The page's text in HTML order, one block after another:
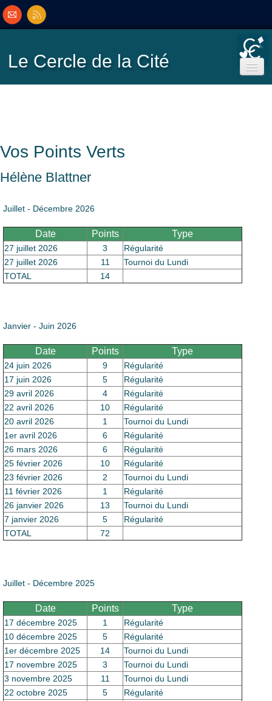
Le Cercle de la Cité
Classement
Le Club
Vos Points Verts
Hélène Blattner
Juillet - Décembre 2026
Date Points Type
27 juillet 2026 3
Régularité
27 juillet 2026
11
Tournoi du Lundi
TOTAL
14
Janvier - Juin 2026
Date Points Type
24 juin 2026 9
Régularité
17 juin 2026
5
Régularité
29 avril 2026
4
Régularité
22 avril 2026
10
Régularité
20 avril 2026
1
Tournoi du Lundi
1er avril 2026
6
Régularité
26 mars 2026
6
Régularité
25 février 2026
10
Régularité
23 février 2026
2
Tournoi du Lundi
11 février 2026
1
Régularité
26 janvier 2026
13
Tournoi du Lundi
7 janvier 2026
5
Régularité
TOTAL
72
Juillet - Décembre 2025
Date Points Type
17 décembre 2025 1
Régularité
10 décembre 2025
5
Régularité
1er décembre 2025
14
Tournoi du Lundi
17 novembre 2025
3
Tournoi du Lundi
3 novembre 2025
11
Tournoi du Lundi
22 octobre 2025
5
Régularité